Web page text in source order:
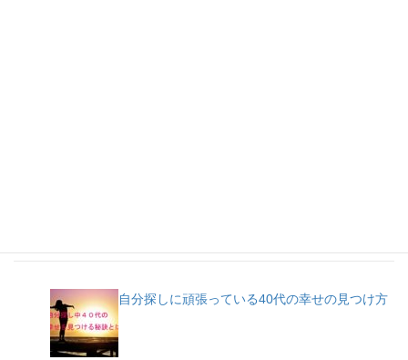
自分探しに頑張っている40代の幸せの見つけ方